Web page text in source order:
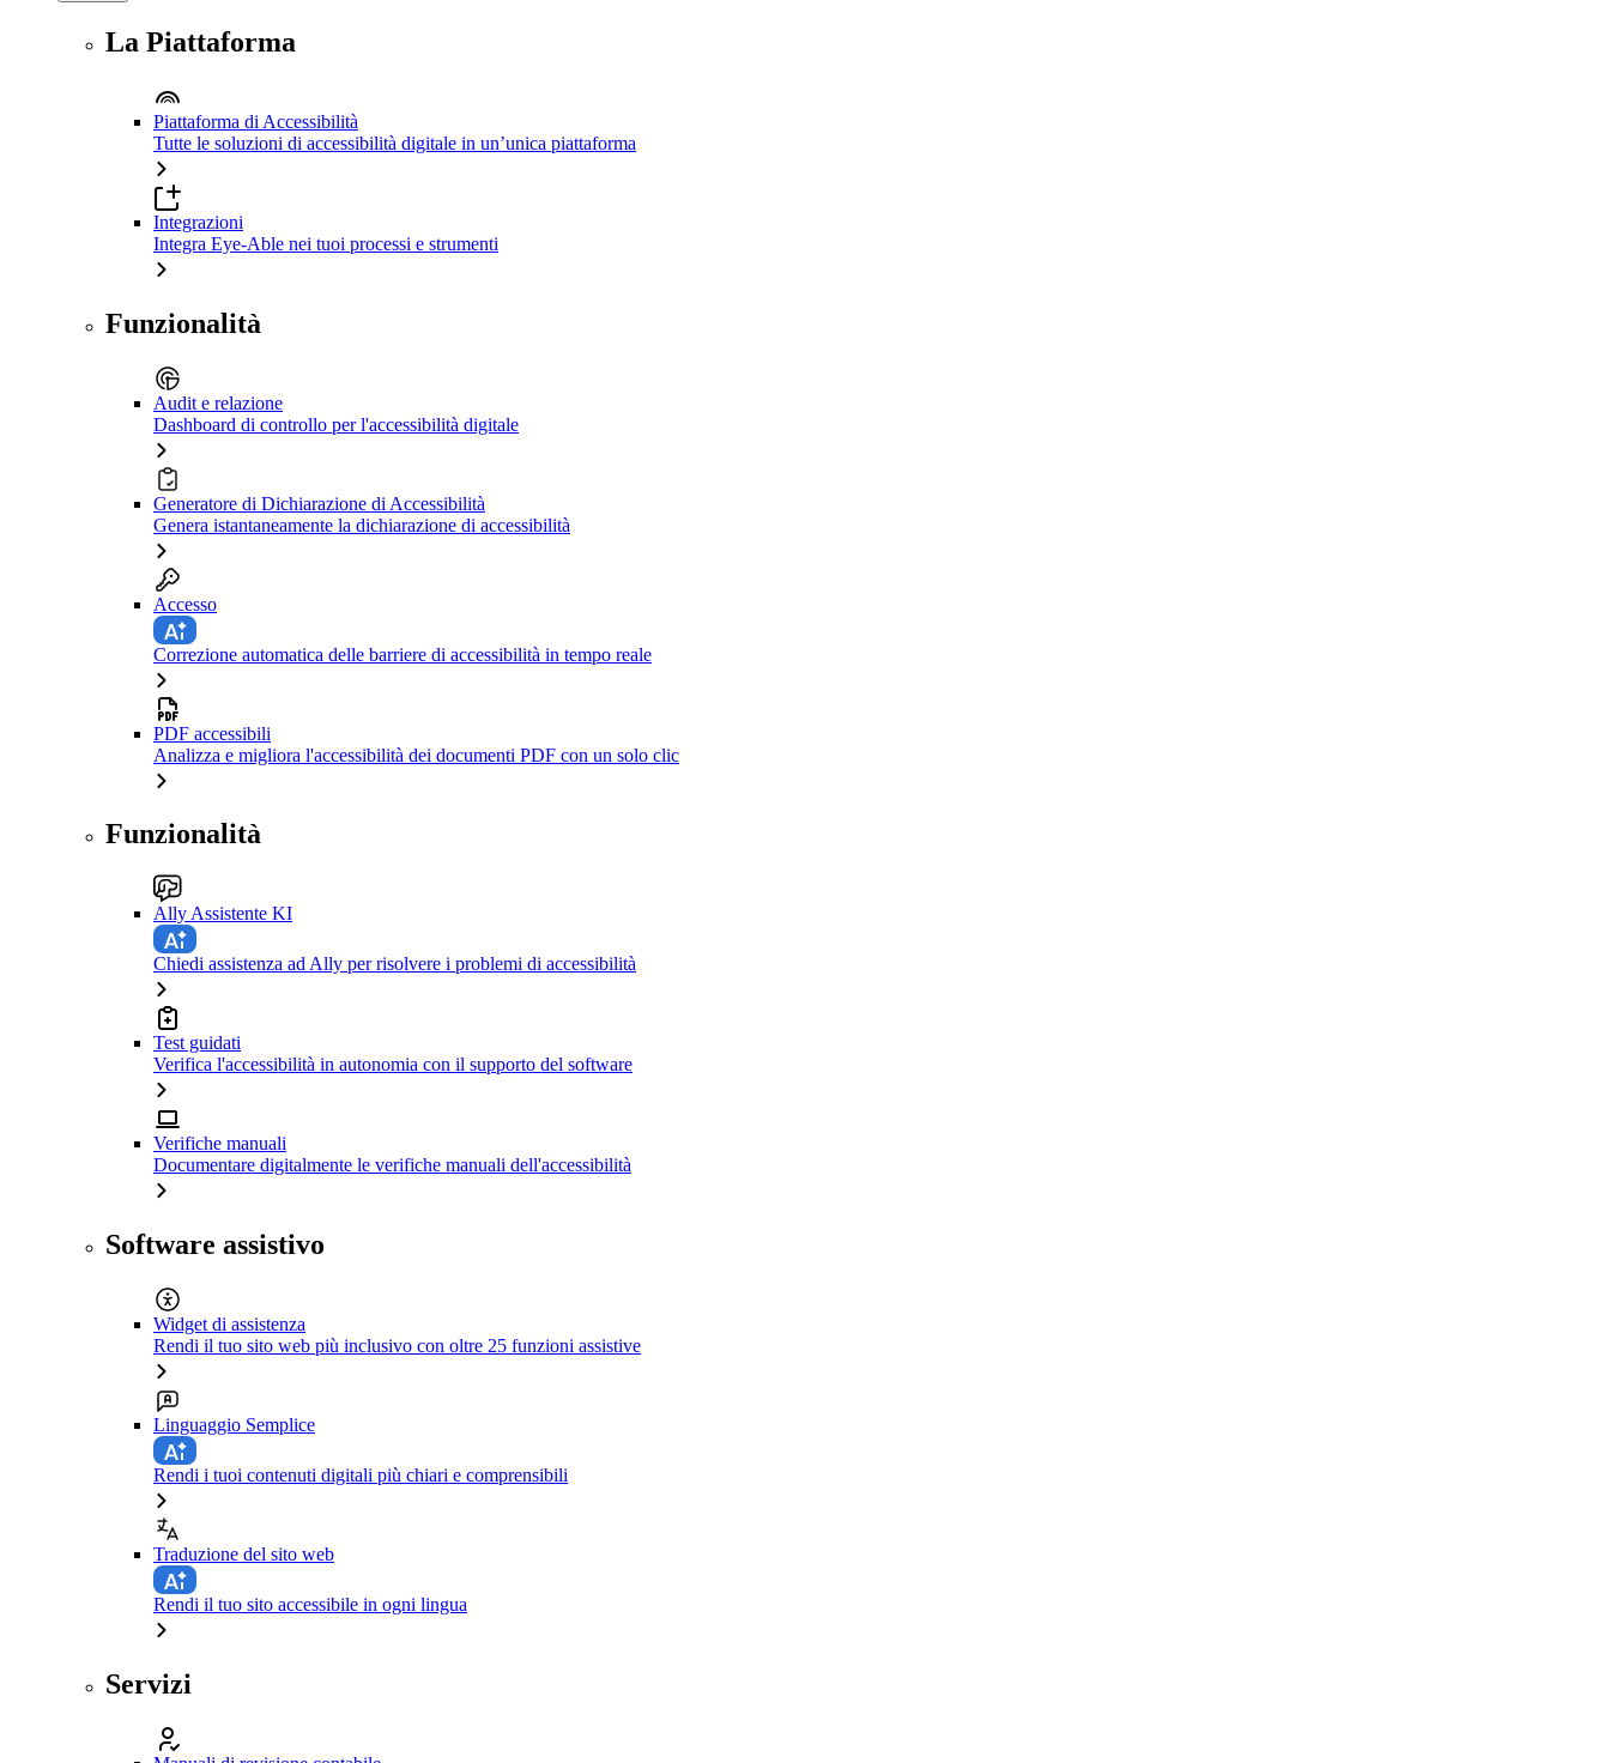
La Piattaforma
Piattaforma di Accessibilità
Tutte le soluzioni di accessibilità digitale in un’unica piattaforma
Integrazioni
Integra Eye-Able nei tuoi processi e strumenti
Funzionalità
Audit e relazione
Dashboard di controllo per l'accessibilità digitale
Generatore di Dichiarazione di Accessibilità
Genera istantaneamente la dichiarazione di accessibilità
Accesso
Correzione automatica delle barriere di accessibilità in tempo reale
PDF accessibili
Analizza e migliora l'accessibilità dei documenti PDF con un solo clic
Funzionalità
Ally Assistente KI
Chiedi assistenza ad Ally per risolvere i problemi di accessibilità
Test guidati
Verifica l'accessibilità in autonomia con il supporto del software
Verifiche manuali
Documentare digitalmente le verifiche manuali dell'accessibilità
Software assistivo
Widget di assistenza
Rendi il tuo sito web più inclusivo con oltre 25 funzioni assistive
Linguaggio Semplice
Rendi i tuoi contenuti digitali più chiari e comprensibili
Traduzione del sito web
Rendi il tuo sito accessibile in ogni lingua
Servizi